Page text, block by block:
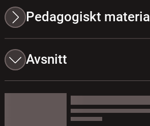
Pedagogiskt material
Avsnitt